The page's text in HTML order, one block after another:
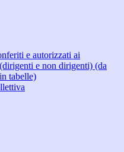
e autorizzati ai
e non dirigenti) (da
tabelle)